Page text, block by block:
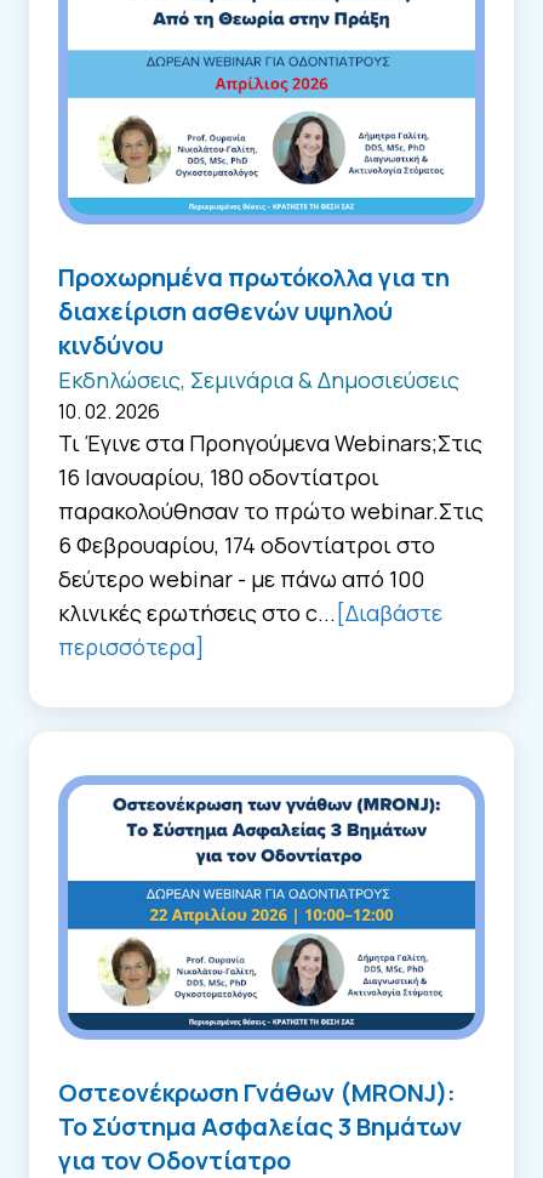
Προχωρημένα πρωτόκολλα για τη
διαχείριση ασθενών υψηλού
κινδύνου
Εκδηλώσεις, Σεμινάρια & Δημοσιεύσεις
10. 02. 2026
Τι Έγινε στα Προηγούμενα Webinars;Στις
16 Ιανουαρίου, 180 οδοντίατροι
παρακολούθησαν το πρώτο webinar.Στις
6 Φεβρουαρίου, 174 οδοντίατροι στο
δεύτερο webinar - με πάνω από 100
κλινικές ερωτήσεις στο c... [Διαβάστε
περισσότερα]
Οστεονέκρωση Γνάθων (MRONJ):
Το Σύστημα Ασφαλείας 3 Βημάτων
για τον Οδοντίατρο